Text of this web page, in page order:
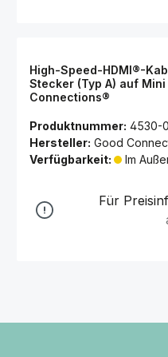
High-Speed-HDMI®-
Stecker (Typ A) auf
Connections®
Produktnummer: 4530-
Hersteller: Good
Verfügbarkeit:
Im
Für